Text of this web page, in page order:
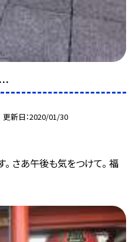
更新日 2020/01/30
さあ午後も気をつけて。 福